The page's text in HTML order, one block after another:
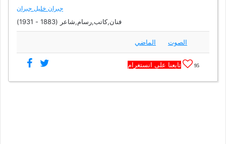
جبران خليل جبران
فنان,كاتب,رسام,شاعر (1883 - 1931)
الصوت الماضي
95 تابعنا على انستغرام